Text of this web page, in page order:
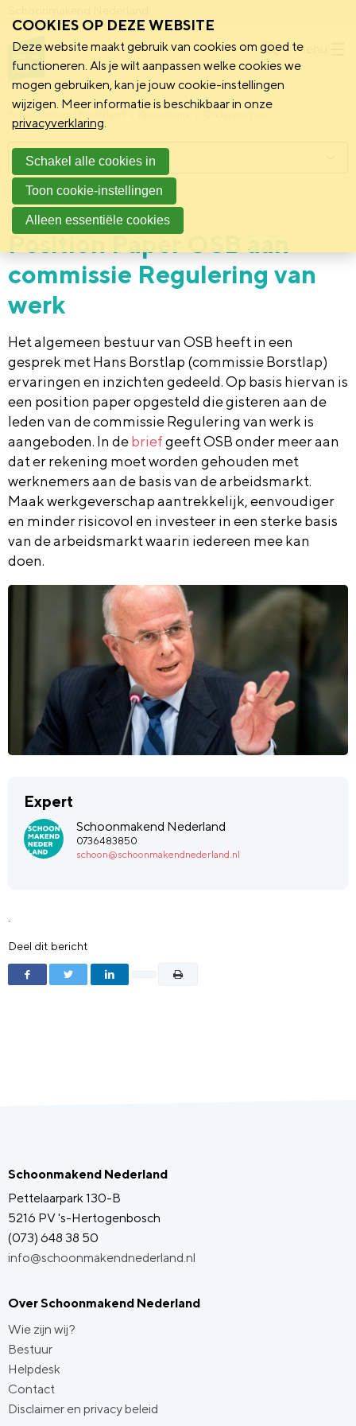
Menu
Schoonmakend Nederland
Standpunt 10 december 2019
Position Paper OSB aan
commissie Regulering van
werk
Het algemeen bestuur van OSB heeft in een
gesprek met Hans Borstlap (commissie Borstlap)
ervaringen en inzichten gedeeld. Op basis hiervan is
een position paper opgesteld die gisteren aan de
leden van de commissie Regulering van werk is
aangeboden. In debriefgeeft OSB onder meer aan
dat er rekening moet worden gehouden met
werknemers aan de basis van de arbeidsmarkt.
Maak werkgeverschap aantrekkelijk, eenvoudiger
en minder risicovol en investeer in een sterke basis
van de arbeidsmarkt waarin iedereen mee kan
doen.
Expert
Schoonmakend Nederland
0736483850
schoon@schoonmakendnederland.nl
.
Deel dit bericht
Menu
Schoonmakend Nederland
Pettelaarpark 130-B
5216 PV 's-Hertogenbosch
(073) 648 38 50
info@schoonmakendnederland.nl
Over Schoonmakend Nederland
Wie zijn wij?
Bestuur
Helpdesk
Contact
Disclaimer en privacy beleid
COOKIES OP DEZE WEBSITE
Deze website maakt gebruik van cookies om goed te
functioneren. Als je wilt aanpassen welke cookies we
mogen gebruiken, kan je jouw cookie-instellingen
wijzigen. Meer informatie is beschikbaar in onze
privacyverklaring.
Schakel alle cookies in
Toon cookie-instellingen
Alleen essentiële cookies